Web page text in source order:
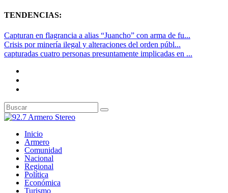
TENDENCIAS:
Capturan en flagrancia a alias “Juancho” con arma de fu...
Crisis por minería ilegal y alteraciones del orden públ...
capturadas cuatro personas presuntamente implicadas en ...
Inicio
Armero
Comunidad
Nacional
Regional
Política
Económica
Turismo